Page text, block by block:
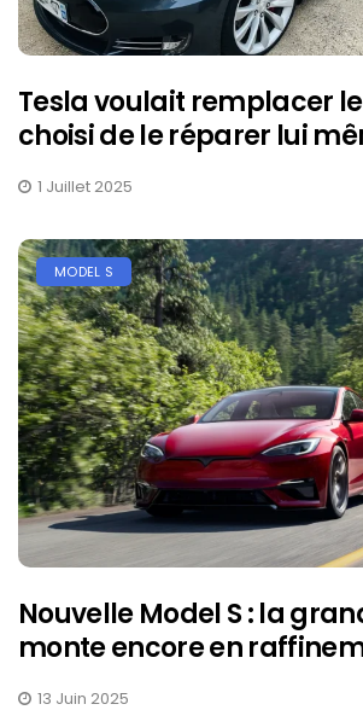
Tesla voulait remplacer
choisi de le réparer lui
1 Juillet 2025
MODEL S
Nouvelle Model S : la
monte encore en
13 Juin 2025